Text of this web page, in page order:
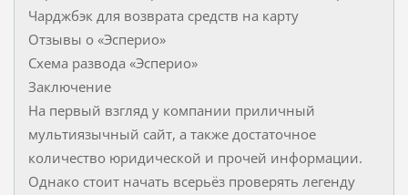
Чарджбэк для возврата средств на карту
Отзывы о «Эсперио»
Схема развода «Эсперио»
Заключение
На первый взгляд у компании приличный
мультиязычный сайт, а также достаточное
количество юридической и прочей информации.
Однако стоит начать всерьёз проверять легенду